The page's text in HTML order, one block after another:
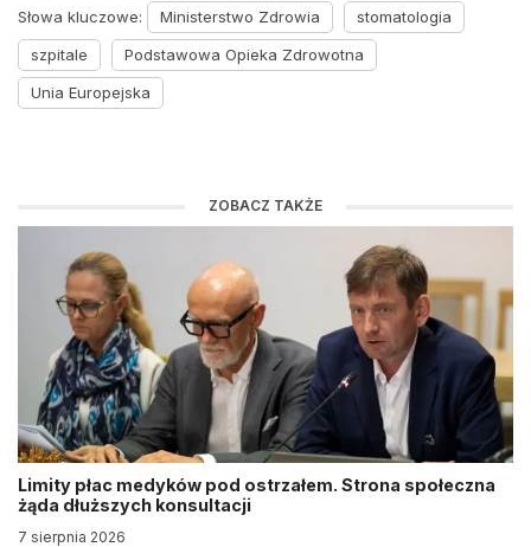
Słowa kluczowe: Ministerstwo Zdrowia
stomatologia
szpitale
Podstawowa Opieka Zdrowotna
Unia Europejska
ZOBACZ TAKŻE
Limity płac medyków pod ostrzałem. Strona społeczna
żąda dłuższych konsultacji
7 sierpnia 2026